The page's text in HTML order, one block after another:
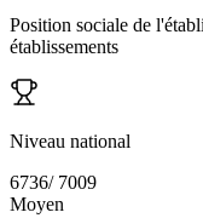
Position sociale de
établissements
Niveau national
6736/ 7009
Moyen